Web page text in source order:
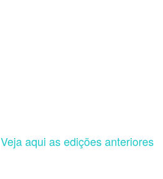
Veja aqui as edições anteriores